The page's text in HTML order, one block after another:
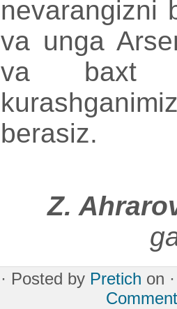
nevarangizni
va unga
va baxt
berasiz.
Z.
· Posted by Pretich on